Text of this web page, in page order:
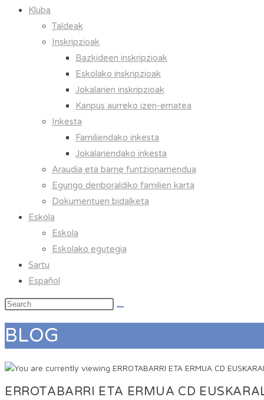
Kluba
Taldeak
Inskripzioak
Bazkideen inskripzioak
Eskolako inskripzioak
Jokalarien inskripzioak
Kanpus aurreko izen-ematea
Inkesta
Familiendako inkesta
Jokalariendako inkesta
Araudia eta barne funtzionamendua
Egungo denboraldiko familien karta
Dokumentuen bidalketa
Eskola
Eskola
Eskolako egutegia
Sartu
Español
BLOG
ERROTABARRI ETA ERMUA CD